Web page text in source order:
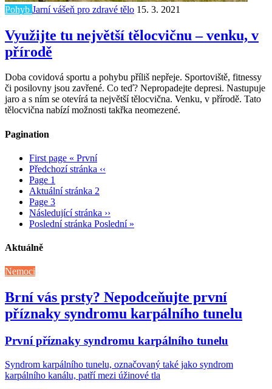
Pohyb Jarní vášeň pro zdravé tělo 15. 3. 2021
Využijte tu největší tělocvičnu – venku, v
přírodě
Doba covidová sportu a pohybu příliš nepřeje. Sportoviště, fitnessy
či posilovny jsou zavřené. Co teď? Nepropadejte depresi. Nastupuje
jaro a s ním se otevírá ta největší tělocvična. Venku, v přírodě. Tato
tělocvična nabízí možnosti takřka neomezené.
Pagination
First page « První
Předchozí stránka ‹‹
Page 1
Aktuální stránka 2
Page 3
Následující stránka ››
Poslední stránka Poslední »
Aktuálně
Nemoci
Brní vás prsty? Nepodceňujte první
příznaky syndromu karpálního tunelu
První příznaky syndromu karpálního tunelu
Syndrom karpálního tunelu, označovaný také jako syndrom
karpálního kanálu, patří mezi úžinové tla